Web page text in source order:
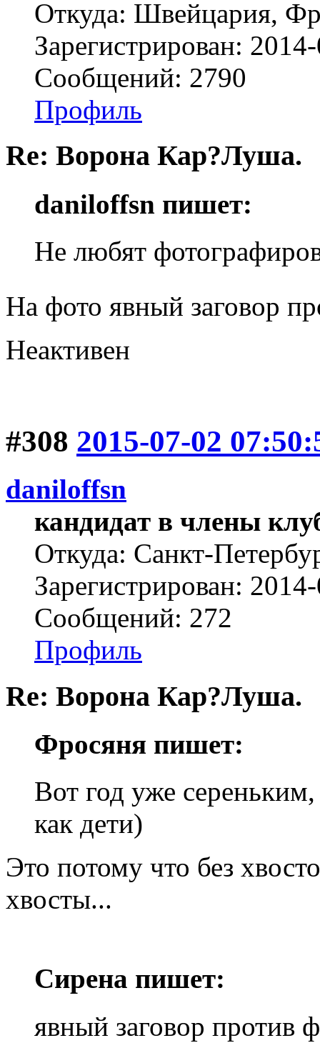
Откуда: Швейцария,
Зарегистрирован:
Сообщений: 2790
Профиль
Re: Ворона Кар?Луша.
daniloffsn пишет:
Не любят
На фото явный заговор
Неактивен
#308 2015-07-02
daniloffsn
кандидат в члены
Откуда: Санкт-
Зарегистрирован:
Сообщений: 272
Профиль
Re: Ворона Кар?Луша.
Фросяня пишет:
Вот год уже
как дети)
Это потому что без
хвосты...
Сирена пишет:
явный заговор против